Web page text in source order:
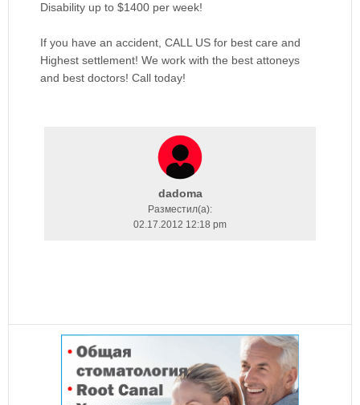
Disability up to $1400 per week!
If you have an accident, CALL US for best care and
Highest settlement! We work with the best attoneys
and best doctors! Call today!
dadoma
Разместил(a):
02.17.2012 12:18 pm